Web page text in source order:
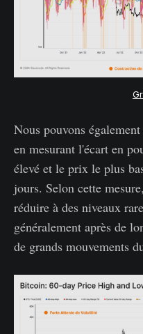
Nous pouvons
en mesurant l'écart en
élevé et le prix le plus
jours. Selon cette
réduire à des niveaux
généralement après de
de grands mouvements